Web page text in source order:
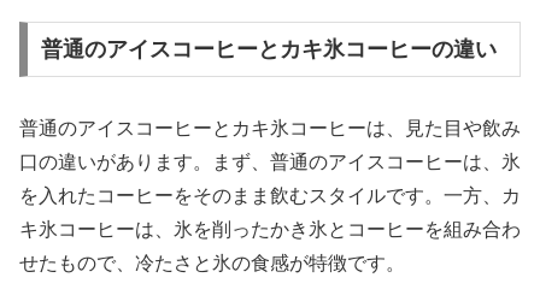
普通のアイスコーヒーとカキ氷コーヒーの違い
普通のアイスコーヒーとカキ氷コーヒーは、見た目や飲み
口の違いがあります。まず、普通のアイスコーヒーは、氷
を入れたコーヒーをそのまま飲むスタイルです。一方、カ
キ氷コーヒーは、氷を削ったかき氷とコーヒーを組み合わ
せたもので、冷たさと氷の食感が特徴です。